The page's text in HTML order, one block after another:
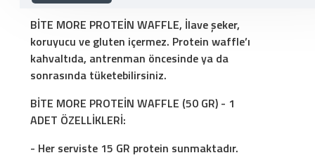
BİTE MORE PROTEİN WAFFLE, İlave şeker,
koruyucu ve gluten içermez. Protein waffle’ı
kahvaltıda, antrenman öncesinde ya da
sonrasında tüketebilirsiniz.
BİTE MORE PROTEİN WAFFLE (50 GR) - 1
ADET ÖZELLİKLERİ:
- Her serviste 15 GR protein sunmaktadır.